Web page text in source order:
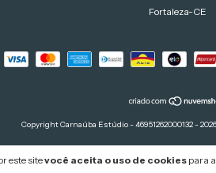
este sitevocê aceita o uso de cookiespara
Fortaleza-CE
Copyright Carnaúba Estúdio - 46951262000132 -